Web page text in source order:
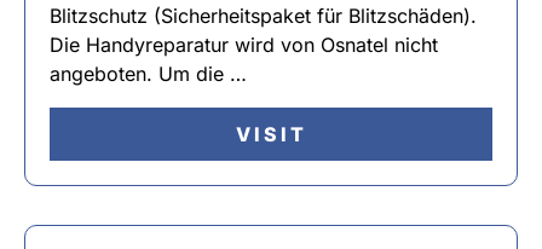
Blitzschutz (Sicherheitspaket für Blitzschäden).
Die Handyreparatur wird von Osnatel nicht
angeboten. Um die …
VISIT